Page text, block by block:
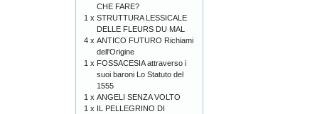
CHE FARE?
1 x STRUTTURA LESSICALE
DELLE FLEURS DU MAL
4 x ANTICO FUTURO Richiami
dell'Origine
1 x FOSSACESIA attraverso i
suoi baroni Lo Statuto del
1555
1 x ANGELI SENZA VOLTO
1 x IL PELLEGRINO DI